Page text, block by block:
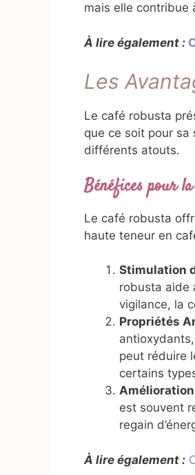
mais elle contribue
À lire également :
Les
Le café robusta
que ce soit pour sa
différents atouts.
Bénéfices pour
Le café robusta
haute teneur en
Stimulation
robusta aide
vigilance, la
Propriétés
peut réduire
certains
est souvent
regain
À lire également :